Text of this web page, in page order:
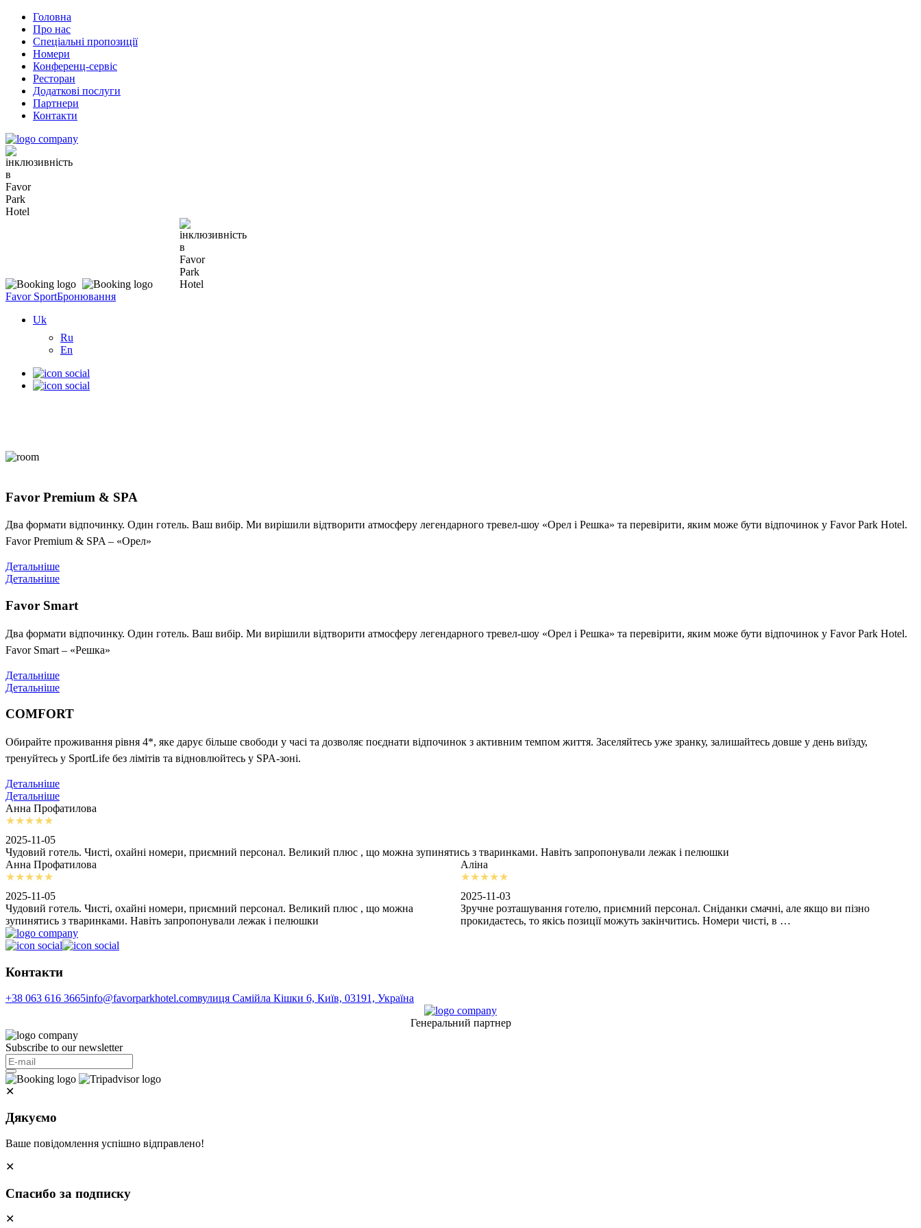
Головна
Про нас
Спеціальні пропозиції
Номери
Конференц-сервіс
Ресторан
Додаткові послуги
Партнери
Контакти
Favor SportБронювання
Uk
Ru
En
Favor Premium & SPA
Два формати відпочинку. Один готель. Ваш вибір. Ми вирішили відтворити атмосферу легендарного тревел-шоу «Орел і Решка» та перевірити, яким може бути відпочинок у Favor Park Hotel.
Favor Premium & SPA – «Орел»
Детальніше
Детальніше
Favor Smart
Два формати відпочинку. Один готель. Ваш вибір. Ми вирішили відтворити атмосферу легендарного тревел-шоу «Орел і Решка» та перевірити, яким може бути відпочинок у Favor Park Hotel.
Favor Smart – «Решка»
Детальніше
Детальніше
COMFORT
Обирайте проживання рівня 4*, яке дарує більше свободи у часі та дозволяє поєднати відпочинок з активним темпом життя. Заселяйтесь уже зранку, залишайтесь довше у день виїзду,
тренуйтесь у SportLife без лімітів та відновлюйтесь у SPA-зоні.
Детальніше
Детальніше
Анна Профатилова
2025-11-05
Чудовий готель. Чисті, охайні номери, приємний персонал. Великий плюс , що можна зупинятись з тваринками. Навіть запропонували лежак і пелюшки
Анна Профатилова
2025-11-05
Чудовий готель. Чисті, охайні номери, приємний персонал. Великий плюс , що можна
зупинятись з тваринками. Навіть запропонували лежак і пелюшки
Аліна
2025-11-03
Зручне розташування готелю, приємний персонал. Сніданки смачні, але якщо ви пізно
прокидаєтесь, то якісь позиції можуть закінчитись. Номери чисті, в …
Контакти
+38 063 616 3665info@favorparkhotel.comвулиця Самійла Кішки 6, Київ, 03191, Україна
Генеральний партнер
Subscribe to our newsletter
✕
Дякуємо
Ваше повідомлення успішно відправлено!
✕
Спасибо за подписку
✕